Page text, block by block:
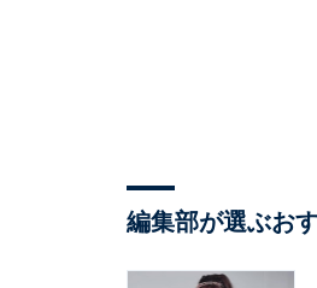
編集部が選ぶお